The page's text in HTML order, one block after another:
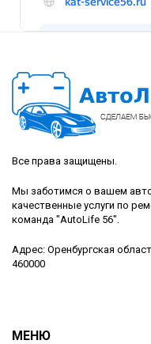
Все права защищены.
Мы заботимся о вашем
качественные услуги по
команда "AutoLife 56".
Адрес: Оренбургская
460000
МЕНЮ